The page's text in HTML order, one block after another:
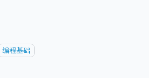
编程基础